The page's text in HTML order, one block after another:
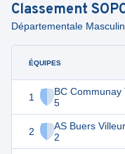
Classement
Départementale
ÉQUIPES
1
BC Communay
5
2
AS Buers
2